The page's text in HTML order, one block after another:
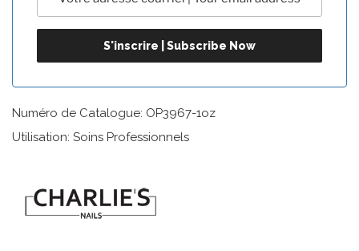
Numéro de Catalogue: OP3967-1oz
Utilisation: Soins Professionnels